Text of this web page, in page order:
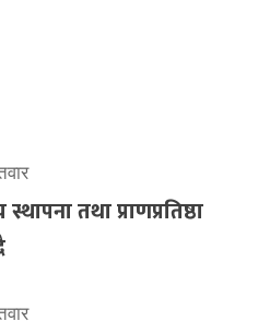
तथा प्राणप्रतिष्ठा